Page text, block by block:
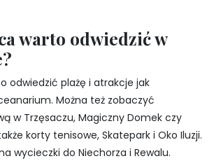
warto odwiedzić w
odwiedzić plażę i atrakcje jak
Można też zobaczyć
w Trzęsaczu, Magiczny Domek czy
korty tenisowe, Skatepark i Oko Iluzji.
wycieczki do Niechorza i Rewalu.